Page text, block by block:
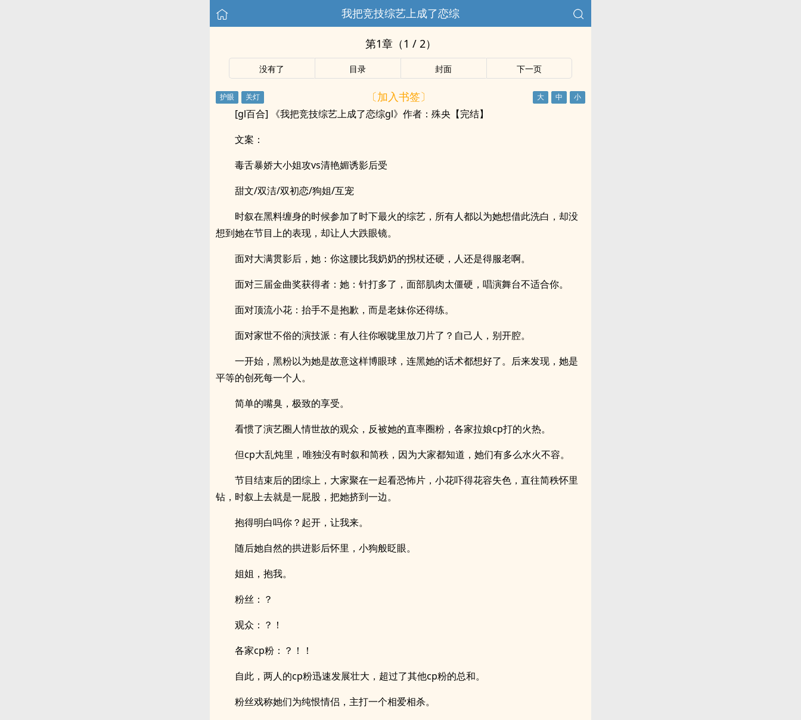
我把竞技综艺上成了恋综
第1章（1 / 2）
没有了 目录 封面 下一页
〔加入书签〕
[gl百合] 《我把竞技综艺上成了恋综gl》作者：殊央【完结】
文案：
毒舌暴娇大小姐攻vs清艳媚诱影后受
甜文/双洁/双初恋/狗姐/互宠
时叙在黑料缠身的时候参加了时下最火的综艺，所有人都以为她想借此洗白，却没
想到她在节目上的表现，却让人大跌眼镜。
面对大满贯影后，她：你这腰比我奶奶的拐杖还硬，人还是得服老啊。
面对三届金曲奖获得者：她：针打多了，面部肌肉太僵硬，唱演舞台不适合你。
面对顶流小花：抬手不是抱歉，而是老妹你还得练。
面对家世不俗的演技派：有人往你喉咙里放刀片了？自己人，别开腔。
一开始，黑粉以为她是故意这样博眼球，连黑她的话术都想好了。后来发现，她是
平等的创死每一个人。
简单的嘴臭，极致的享受。
看惯了演艺圈人情世故的观众，反被她的直率圈粉，各家拉娘cp打的火热。
但cp大乱炖里，唯独没有时叙和简秩，因为大家都知道，她们有多么水火不容。
节目结束后的团综上，大家聚在一起看恐怖片，小花吓得花容失色，直往简秩怀里
钻，时叙上去就是一屁股，把她挤到一边。
抱得明白吗你？起开，让我来。
随后她自然的拱进影后怀里，小狗般眨眼。
姐姐，抱我。
粉丝：？
观众：？！
各家cp粉：？！！
自此，两人的cp粉迅速发展壮大，超过了其他cp粉的总和。
粉丝戏称她们为纯恨情侣，主打一个相爱相杀。